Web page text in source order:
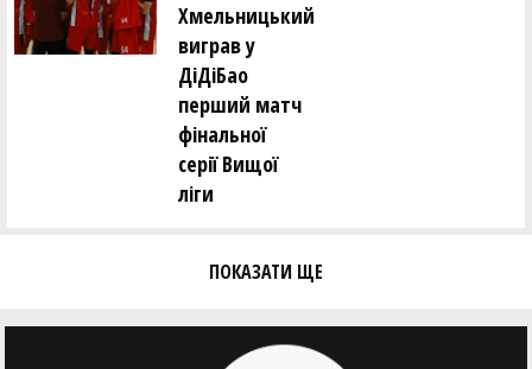
Хмельницький
виграв у
ДіДіБао
перший матч
фінальної
серії Вищої
ліги
ПОКАЗАТИ ЩЕ